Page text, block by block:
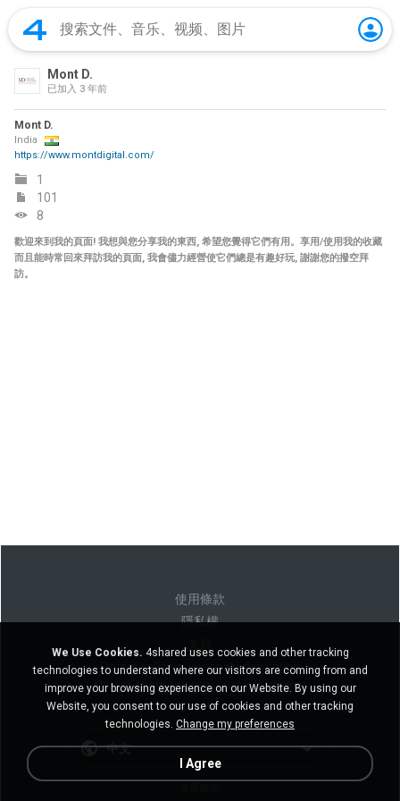
Mont D.
已加入 3 年前
Mont D.
India
https://www.montdigital.com/
1
101
8
歡迎來到我的頁面! 我想與您分享我的東西, 希望您覺得它們有用。享用/使用我的收藏
而且能時常回來拜訪我的頁面, 我會儘力經營使它們總是有趣好玩, 謝謝您的撥空拜
訪。
使用條款
隱私權
Do not sell my personal information
Do not share my personal information
中文
We Use Cookies. 4shared uses cookies and other tracking
technologies to understand where our visitors are coming from and
improve your browsing experience on our Website. By using our
Website, you consent to our use of cookies and other tracking
technologies. Change my preferences
I Agree